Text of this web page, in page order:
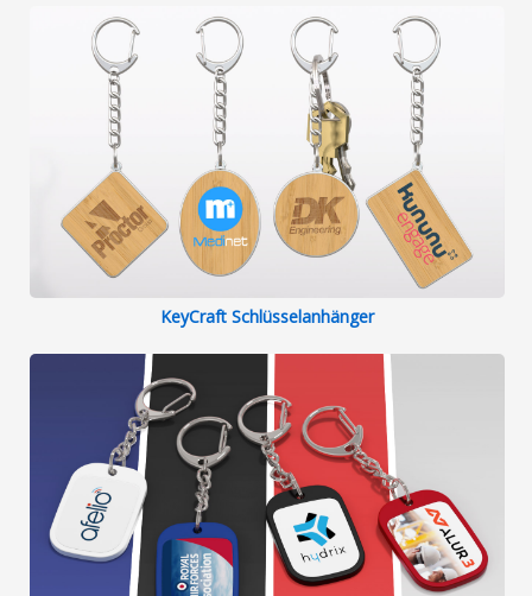
KeyCraft Schlüsselanhänger